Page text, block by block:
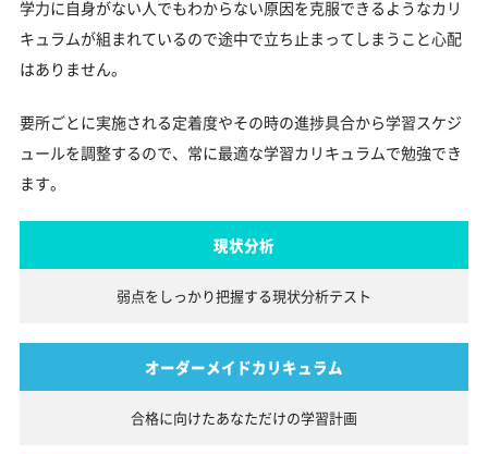
学力に自身がない人でもわからない原因を克服できるようなカリ
キュラムが組まれているので途中で立ち止まってしまうこと心配
はありません。
要所ごとに実施される定着度やその時の進捗具合から学習スケジ
ュールを調整するので、常に最適な学習カリキュラムで勉強でき
ます。
現状分析
弱点をしっかり把握する現状分析テスト
オーダーメイドカリキュラム
合格に向けたあなただけの学習計画